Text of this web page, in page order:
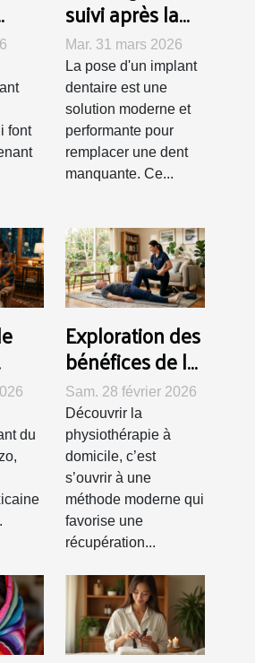
font
suivi après la
pose d'un
implant
dentaire
Mar. 31 mars 2026
La pose d'un implant
dentaire est une
solution moderne et
performante pour
remplacer une dent
manquante. Ce...
du
Exploration des
bénéfices de la
physiothérapie
à domicile pour
la récupération
rapide
Sam. 28 février 2026
Découvrir la
physiothérapie à
domicile, c’est
s’ouvrir à une
méthode moderne qui
favorise une
récupération...